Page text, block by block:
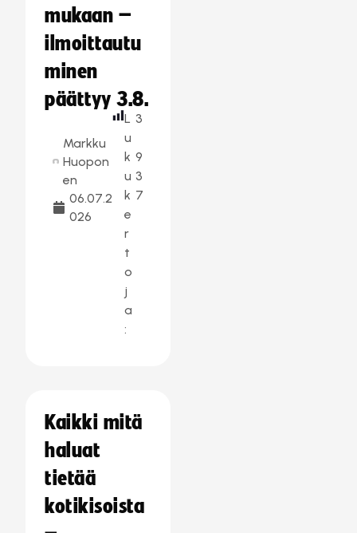
mukaan –
ilmoittautu
minen
päättyy 3.8.
Markku
Huopon
en
06.07.2
026
L
u
k
u
k
e
r
t
o
j
a
:
3
9
3
7
Kaikki mitä
haluat
tietää
kotikisoista